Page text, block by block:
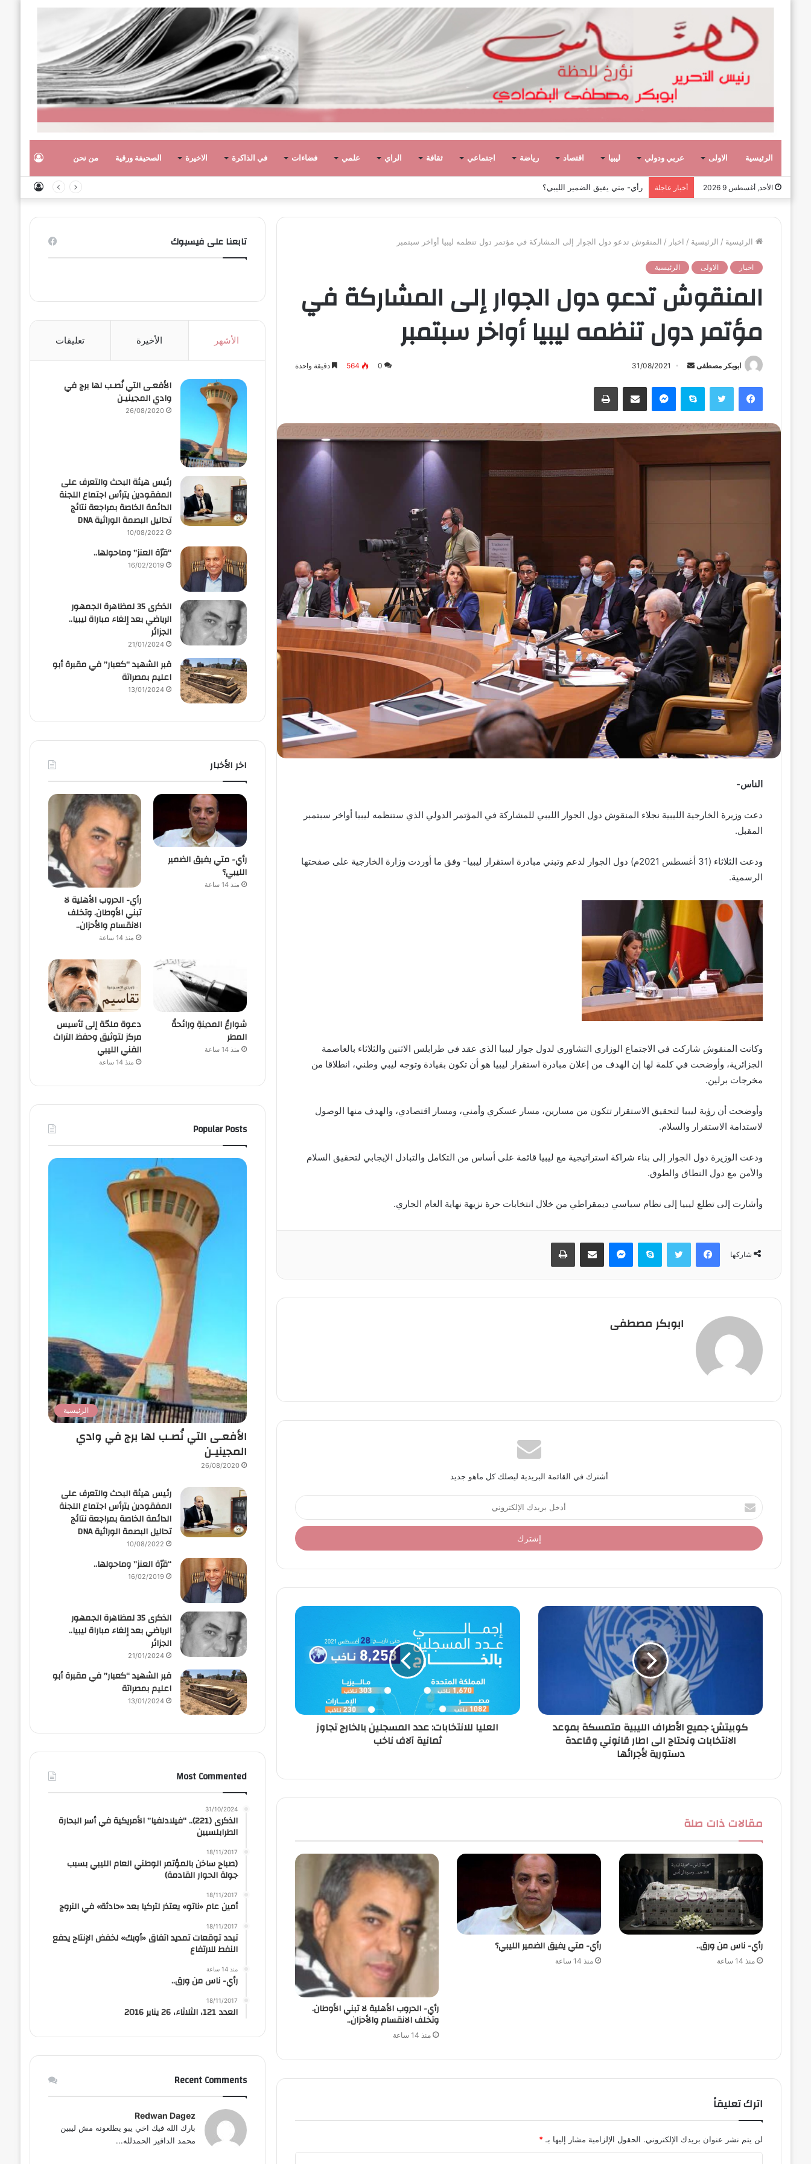
الرئيسية الاولى عربي ودولي ليبيا اقتصاد رياضة اجتماعي ثقافة الراي علمي فضاءات في الذاكرة الاخيرة الصحيفة ورقية من نحن
الأحد, أغسطس 9 2026 أخبار عاجلة رأي- الحروب الأهلية لا تبني الأوطان. وتخلف الانقسام والأحزان..
الرئيسية / الرئيسية / اخبار / المنقوش تدعو دول الجوار إلى المشاركة في مؤتمر دول تنظمه ليبيا أواخر سبتمبر
اخبار الاولى الرئيسية
المنقوش تدعو دول الجوار إلى المشاركة في
مؤتمر دول تنظمه ليبيا أواخر سبتمبر
ابوبكر مصطفى
أ
ب
ر
د
ا
ر
و
ن
ي
ا
31/08/2021
0
564 دقيقة واحدة
فيسبوك تويتر سكايب ماسنجر مشاركة عبر البريد طباعة
الناس-
دعت وزيرة الخارجية الليبية نجلاء المنقوش دول الجوار الليبي للمشاركة في المؤتمر الدولي الذي ستنظمه ليبيا أواخر سبتمبر
المقبل.
ودعت الثلاثاء (31 أغسطس 2021م) دول الجوار لدعم وتبني مبادرة استقرار ليبيا- وفق ما أوردت وزارة الخارجية على صفحتها
الرسمية.
وكانت المنقوش شاركت في الاجتماع الوزاري التشاوري لدول جوار ليبيا الذي عقد في طرابلس الاثنين والثلاثاء بالعاصمة
الجزائرية، وأوضحت في كلمة لها إن الهدف من إعلان مبادرة استقرار ليبيا هو أن تكون بقيادة وتوجه ليبي وطني، انطلاقا من
مخرجات برلين.
وأوضحت أن رؤية ليبيا لتحقيق الاستقرار تتكون من مسارين، مسار عسكري وأمني، ومسار اقتصادي، والهدف منها الوصول
لاستدامة الاستقرار والسلام.
ودعت الوزيرة دول الجوار إلى بناء شراكة استراتيجية مع ليبيا قائمة على أساس من التكامل والتبادل الإيجابي لتحقيق السلام
والأمن مع دول النطاق والطوق.
وأشارت إلى تطلع ليبيا إلى نظام سياسي ديمقراطي من خلال انتخابات حرة نزيهة نهاية العام الجاري.
شاركها
فيسبوك تويتر سكايب ماسنجر مشاركة عبر البريد طباعة
ابوبكر مصطفى
أشترك في القائمة البريدية ليصلك كل ماهو جديد
أ
د
خ
ل
د
ا
كوبيتش: جميع الأطراف الليبية متمسكة بموعد
الانتخابات ونحتاج الى اطار قانوني وقاعدة
دستورية لأجرائها
العليا للانتخابات: عدد المسجلين بالخارج تجاوز
ثمانية آلاف ناخب
مقالات ذات صلة
رأي- ناس من ورق..
منذ 14 ساعة
رأي- متي يفيق الضمير الليبي؟
منذ 14 ساعة
رأي- الحروب الأهلية لا تبني الأوطان.
وتخلف الانقسام والأحزان..
منذ 14 ساعة
اترك تعليقاً
لن يتم نشر عنوان بريدك الإلكتروني. الحقول الإلزامية مشار إليها بـ *
تابعنا على فيسبوك
الأشهر الأخيرة تعليقات
الأفعـى التي نُصـب لها برج في
وادي المجينيـن
26/08/2020
رئيس هيئة البحث والتعرف على
المفقودين يترأس اجتماع اللجنة
الدائمة الخاصة بمراجعة نتائج
تحاليل البصمة الوراثية DNA
10/08/2022
“قرّة العنز” وماحولها..
16/02/2019
الذكرى 35 لمظاهرة الجمهور
الرياضي بعد إلغاء مباراة ليبيا..
الجزائر
21/01/2024
قبر الشهيد “كعبار” في مقبرة أبو
اعليم بمصراتة
13/01/2024
اخر الأخبار
رأي- متي يفيق الضمير
الليبي؟
منذ 14 ساعة
رأي- الحروب الأهلية لا
تبني الأوطان. وتخلف
الانقسام والأحزان..
منذ 14 ساعة
شوارعُ المدينةِ ورائحةُ
المطر
منذ 14 ساعة
دعوة ملحّة إلى تأسيس
مركز لتوثيق وحفظ التراث
الفني الليبي
منذ 14 ساعة
Popular Posts
الرئيسية
الأفعـى التي نُصـب لها برج في وادي
المجينيـن
26/08/2020
رئيس هيئة البحث والتعرف على
المفقودين يترأس اجتماع اللجنة
الدائمة الخاصة بمراجعة نتائج
تحاليل البصمة الوراثية DNA
10/08/2022
“قرّة العنز” وماحولها..
16/02/2019
الذكرى 35 لمظاهرة الجمهور
الرياضي بعد إلغاء مباراة ليبيا..
الجزائر
21/01/2024
قبر الشهيد “كعبار” في مقبرة أبو
اعليم بمصراتة
13/01/2024
Most Commented
31/10/2024
الذكرى (221).. “فيلادلفيا” الأمريكية في أسر البحارة
الطرابلسيين
18/11/2017
(صباح ساخن بالمؤتمر الوطني العام الليبي بسبب
جولة الحوار القادمة)
18/11/2017
أمين عام «ناتو» يعتذر لتركيا بعد «حادثة» في النروج
18/11/2017
تبدد توقعات تمديد اتفاق «أوبك» لخفض الإنتاج يدفع
النفط للارتفاع
منذ 14 ساعة
رأي- ناس من ورق..
18/11/2017
العدد 121، الثلاثاء، 26 يناير 2016
Recent Comments
Redwan Dagez
بارك الله فيك اخي يبو يطلعونه مش ليبين
محمد الداقيز الحمدلله...